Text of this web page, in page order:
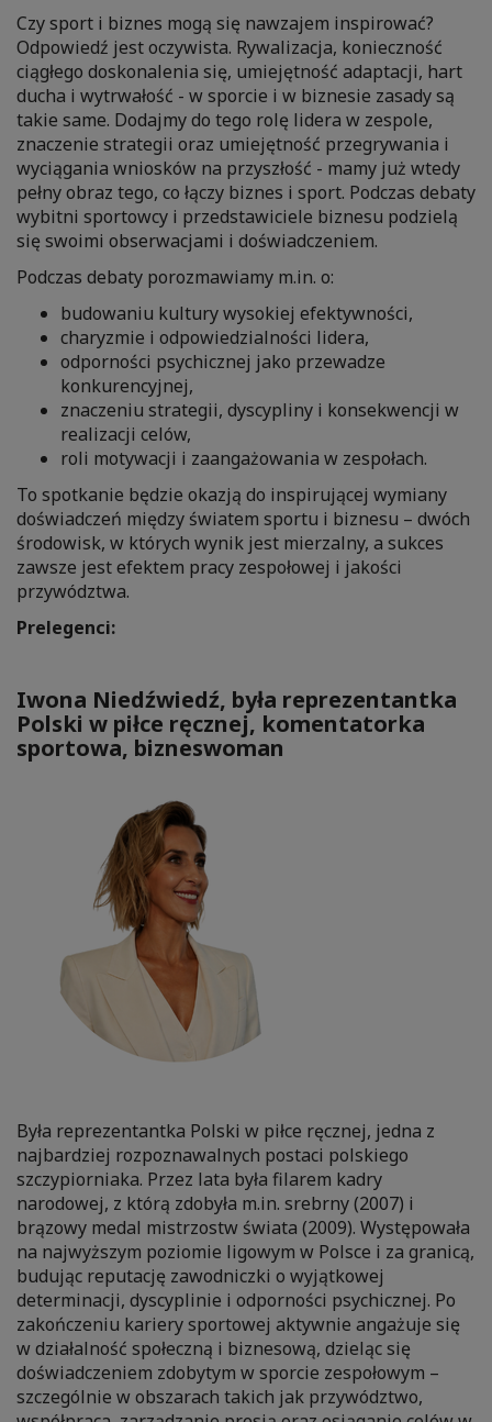
Czy sport i biznes mogą się nawzajem inspirować?
Odpowiedź jest oczywista. Rywalizacja, konieczność
ciągłego doskonalenia się, umiejętność adaptacji, hart
ducha i wytrwałość - w sporcie i w biznesie zasady są
takie same. Dodajmy do tego rolę lidera w zespole,
znaczenie strategii oraz umiejętność przegrywania i
wyciągania wniosków na przyszłość - mamy już wtedy
pełny obraz tego, co łączy biznes i sport. Podczas debaty
wybitni sportowcy i przedstawiciele biznesu podzielą
się swoimi obserwacjami i doświadczeniem.
Podczas debaty porozmawiamy m.in. o:
budowaniu kultury wysokiej efektywności,
charyzmie i odpowiedzialności lidera,
odporności psychicznej jako przewadze
konkurencyjnej,
znaczeniu strategii, dyscypliny i konsekwencji w
realizacji celów,
roli motywacji i zaangażowania w zespołach.
To spotkanie będzie okazją do inspirującej wymiany
doświadczeń między światem sportu i biznesu – dwóch
środowisk, w których wynik jest mierzalny, a sukces
zawsze jest efektem pracy zespołowej i jakości
przywództwa.
Prelegenci:
Iwona Niedźwiedź, była reprezentantka
Polski w piłce ręcznej, komentatorka
sportowa, bizneswoman
Była reprezentantka Polski w piłce ręcznej, jedna z
najbardziej rozpoznawalnych postaci polskiego
szczypiorniaka. Przez lata była filarem kadry
narodowej, z którą zdobyła m.in. srebrny (2007) i
brązowy medal mistrzostw świata (2009). Występowała
na najwyższym poziomie ligowym w Polsce i za granicą,
budując reputację zawodniczki o wyjątkowej
determinacji, dyscyplinie i odporności psychicznej. Po
zakończeniu kariery sportowej aktywnie angażuje się
w działalność społeczną i biznesową, dzieląc się
doświadczeniem zdobytym w sporcie zespołowym –
szczególnie w obszarach takich jak przywództwo,